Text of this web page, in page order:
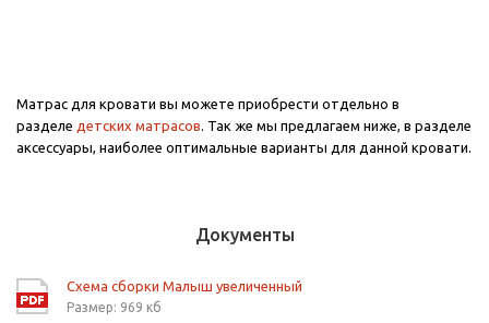
Матрас для кровати вы можете приобрести отдельно в
разделе детских матрасов. Так же мы предлагаем ниже, в разделе
аксессуары, наиболее оптимальные варианты для данной кровати.
Документы
Схема сборки Малыш увеличенный
Размер: 969 кб